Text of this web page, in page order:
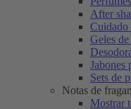
After
Cuidado
Geles
Jabones
Sets de
Notas de
Mostrar